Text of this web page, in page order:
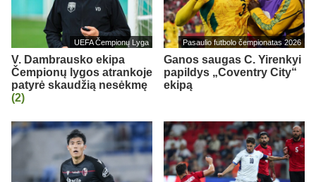
UEFA Čempionų Lyga
V. Dambrausko ekipa
Čempionų lygos atrankoje
patyrė skaudžią nesėkmę
(2)
Pasaulio futbolo čempionatas 2026
Ganos saugas C. Yirenkyi
papildys „Coventry City“
ekipą